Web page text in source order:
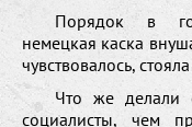
Порядок в
немецкая каска
чувствовалось,
Что же делали
социалисты, чем